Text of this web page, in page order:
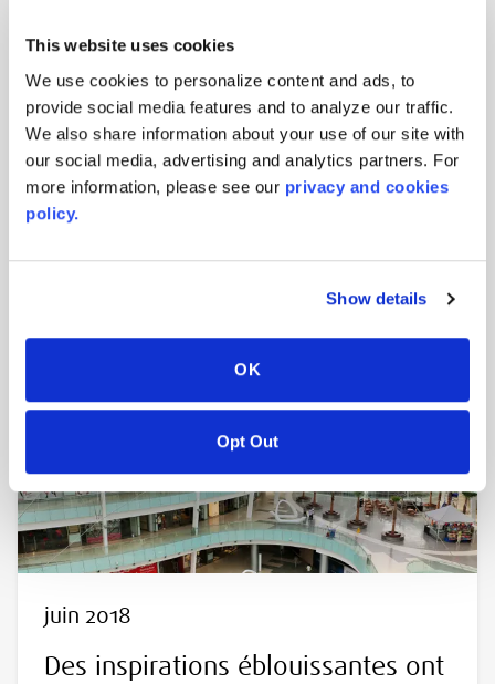
This website uses cookies
We use cookies to personalize content and ads, to
provide social media features and to analyze our traffic.
We also share information about your use of our site with
our social media, advertising and analytics partners. For
more information, please see our privacy and cookies
policy.
Show details
OK
Opt Out
septembre 2018
professionnels transformés en une
démonstration de design
juin 2018
Des inspirations éblouissantes ont